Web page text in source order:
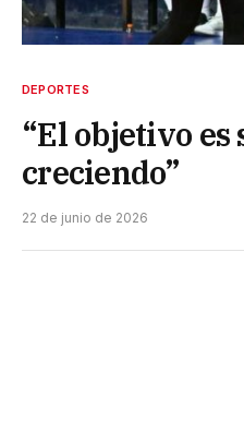
DEPORTES
“El objetivo es
creciendo”
22 de junio de 2026